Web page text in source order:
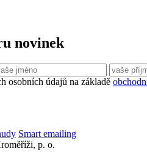
novinek
osobních údajů na základě
Smart emailing
p. o.